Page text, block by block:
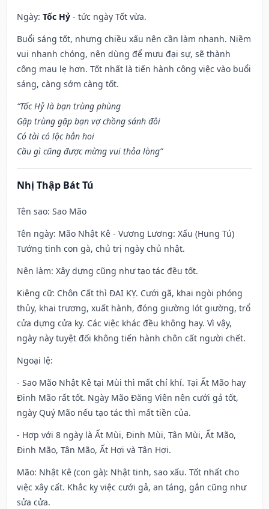
Ngày: Tốc Hỷ - tức ngày Tốt vừa.
Buổi sáng tốt, nhưng chiều xấu nên cần làm nhanh. Niềm
vui nhanh chóng, nên dùng để mưu đại sự, sẽ thành
công mau lẹ hơn. Tốt nhất là tiến hành công việc vào buổi
sáng, càng sớm càng tốt.
“Tốc Hỷ là bạn trùng phùng
Gặp trùng gặp bạn vợ chồng sánh đôi
Có tài có lộc hẳn hoi
Cầu gì cũng được mừng vui thỏa lòng”
Nhị Thập Bát Tú
Tên sao: Sao Mão
Tên ngày: Mão Nhật Kê - Vương Lương: Xấu (Hung Tú)
Tướng tinh con gà, chủ trị ngày chủ nhật.
Nên làm: Xây dựng cũng như tạo tác đều tốt.
Kiêng cữ: Chôn Cất thì ĐẠI KỴ. Cưới gã, khai ngòi phóng
thủy, khai trương, xuất hành, đóng giường lót giường, trổ
cửa dựng cửa kỵ. Các việc khác đều không hay. Vì vậy,
ngày này tuyệt đối không tiến hành chôn cất người chết.
Ngoại lệ:
- Sao Mão Nhật Kê tại Mùi thì mất chí khí. Tại Ất Mão hay
Đinh Mão rất tốt. Ngày Mão Đăng Viên nên cưới gả tốt,
ngày Quý Mão nếu tạo tác thì mất tiền của.
- Hợp với 8 ngày là Ất Mùi, Đinh Mùi, Tân Mùi, Ất Mão,
Đinh Mão, Tân Mão, Ất Hợi và Tân Hợi.
Mão: Nhật Kê (con gà): Nhật tinh, sao xấu. Tốt nhất cho
việc xây cất. Khắc kỵ việc cưới gả, an táng, gắn cũng như
sửa cửa.